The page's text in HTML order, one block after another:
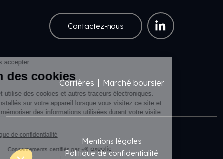
Contactez-nous
Menu Pied de page
Carrières Marché boursier
Mentions légales
Politique de confidentialité